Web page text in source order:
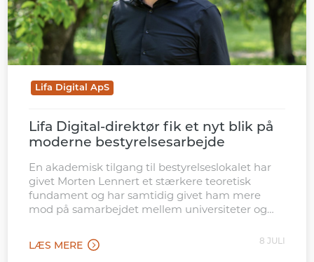
Lifa Digital ApS
Lifa Digital-direktør fik et nyt blik på
moderne bestyrelsesarbejde
En akademisk tilgang til bestyrelseslokalet har
givet Morten Lennert et stærkere teoretisk
fundament og har samtidig givet ham mere
mod på samarbejdet mellem universiteter og
LÆS MERE 8 JULI